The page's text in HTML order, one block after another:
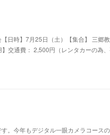
日時】7月25日（土）【集合】 三郷
交通費： 2,500円（レンタカーの為
。今年もデジタル一眼カメラコース